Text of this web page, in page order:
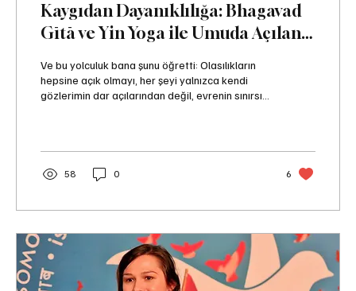
Kaygıdan Dayanıklılığa: Bhagavad
Gītā ve Yin Yoga ile Umuda Açılan
Ve bu yolculuk bana şunu öğretti: Olasılıkların
hepsine açık olmayı, her şeyi yalnızca kendi
gözlerimin dar açılarından değil, evrenin sınırsız
58 0 6